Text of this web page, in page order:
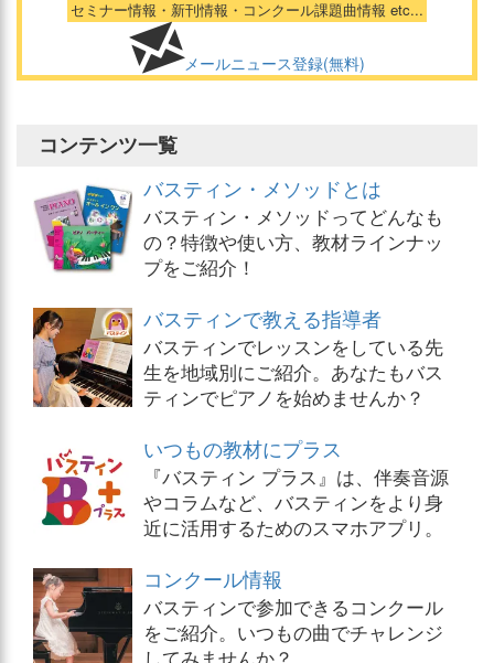
セミナー情報・新刊情報・コンクール課題曲情報 etc...
メールニュース登録(無料)
コンテンツ一覧
バスティン・メソッドとは
バスティン・メソッドってどんなも
の？特徴や使い方、教材ラインナッ
プをご紹介！
バスティンで教える指導者
バスティンでレッスンをしている先
生を地域別にご紹介。あなたもバス
ティンでピアノを始めませんか？
いつもの教材にプラス
『バスティン プラス』は、伴奏音源
やコラムなど、バスティンをより身
近に活用するためのスマホアプリ。
コンクール情報
バスティンで参加できるコンクール
をご紹介。いつもの曲でチャレンジ
してみませんか？